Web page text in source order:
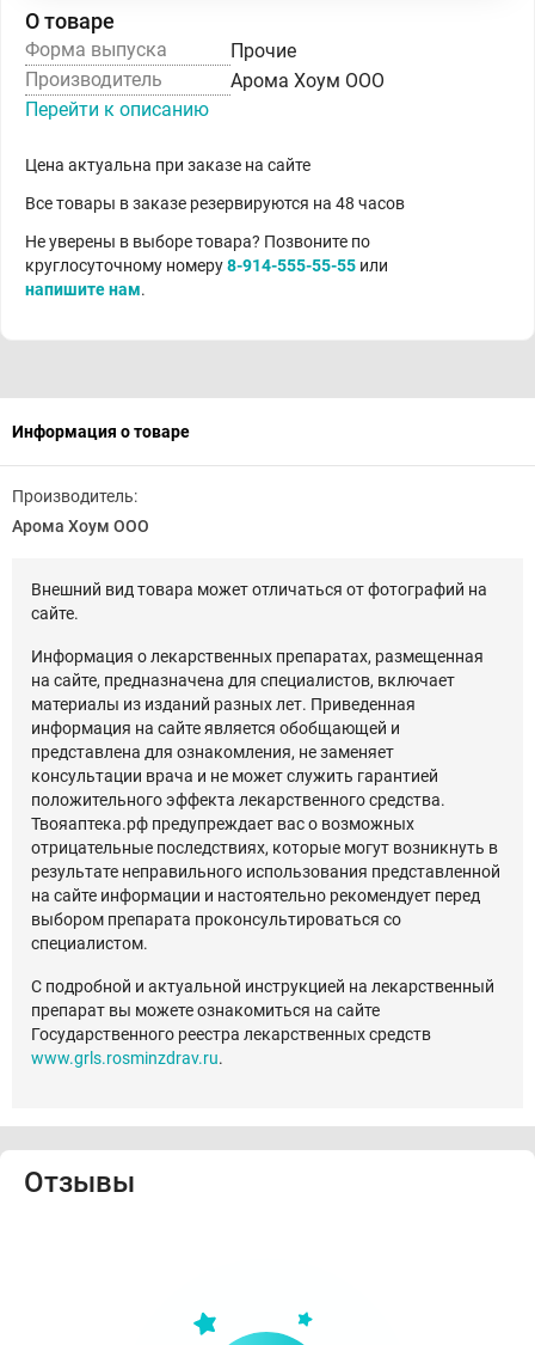
О товаре
Форма выпуска
Прочие
Производитель
Арома Хоум ООО
Перейти к описанию
Цена актуальна при заказе на сайте
Все товары в заказе резервируются на 48 часов
Не уверены в выборе товара? Позвоните по
круглосуточному номеру8-914-555-55-55 или
напишите нам.
Информация о товаре
Производитель:
Арома Хоум ООО
Внешний вид товара может отличаться от фотографий на
сайте.
Информация о лекарственных препаратах, размещенная
на сайте, предназначена для специалистов, включает
материалы из изданий разных лет. Приведенная
информация на сайте является обобщающей и
представлена для ознакомления, не заменяет
консультации врача и не может служить гарантией
положительного эффекта лекарственного средства.
Твояаптека.рф предупреждает вас о возможных
отрицательные последствиях, которые могут возникнуть в
результате неправильного использования представленной
на сайте информации и настоятельно рекомендует перед
выбором препарата проконсультироваться со
специалистом.
С подробной и актуальной инструкцией на лекарственный
препарат вы можете ознакомиться на сайте
Государственного реестра лекарственных средств
www.grls.rosminzdrav.ru.
Отзывы